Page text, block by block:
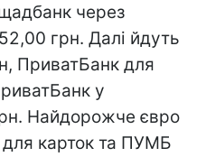
через
грн. Далі йдуть
ПриватБанк для
у
Найдорожче євро
карток та ПУМБ